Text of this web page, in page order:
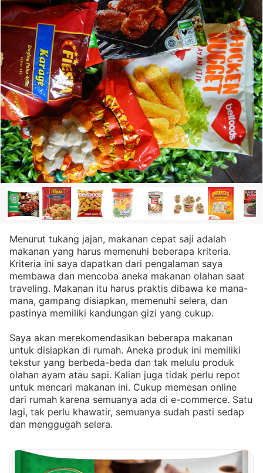
Menurut tukang jajan, makanan cepat saji adalah
makanan yang harus memenuhi beberapa kriteria.
Kriteria ini saya dapatkan dari pengalaman saya
membawa dan mencoba aneka makanan olahan saat
traveling. Makanan itu harus praktis dibawa ke mana-
mana, gampang disiapkan, memenuhi selera, dan
pastinya memiliki kandungan gizi yang cukup.
Saya akan merekomendasikan beberapa makanan
untuk disiapkan di rumah. Aneka produk ini memiliki
tekstur yang berbeda-beda dan tak melulu produk
olahan ayam atau sapi. Kalian juga tidak perlu repot
untuk mencari makanan ini. Cukup memesan online
dari rumah karena semuanya ada di e-commerce. Satu
lagi, tak perlu khawatir, semuanya sudah pasti sedap
dan menggugah selera.